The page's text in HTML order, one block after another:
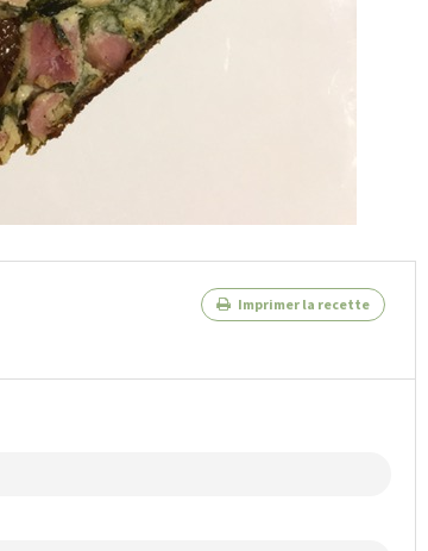
Imprimer la recette